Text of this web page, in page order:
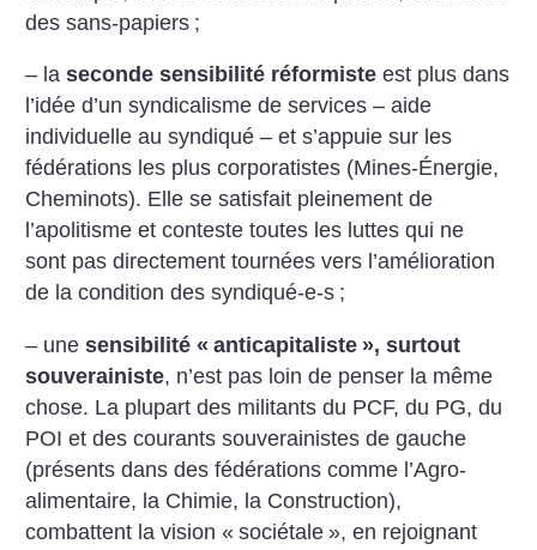
des sans-papiers ;
– laseconde sensibilité réformiste est plus dans
l’idée d’un syndicalisme de services – aide
individuelle au syndiqué – et s’appuie sur les
fédérations les plus corporatistes (Mines-Énergie,
Cheminots). Elle se satisfait pleinement de
l’apolitisme et conteste toutes les luttes qui ne
sont pas directement tournées vers l’amélioration
de la condition des syndiqué-e-s ;
– unesensibilité « anticapitaliste », surtout
souverainiste, n’est pas loin de penser la même
chose. La plupart des militants du PCF, du PG, du
POI et des courants souverainistes de gauche
(présents dans des fédérations comme l’Agro-
alimentaire, la Chimie, la Construction),
combattent la vision « sociétale », en rejoignant